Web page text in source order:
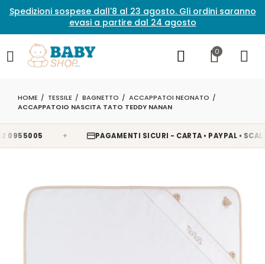
Spedizioni sospese dall'8 al 23 agosto. Gli ordini saranno
evasi a partire dal 24 agosto
0
HOME TESSILE BAGNETTO
ACCAPPATOI NEONATO
ACCAPPATOIO NASCITA TATO TEDDY NANAN
PAGAMENTI SICURI - CARTA • PAYPAL •